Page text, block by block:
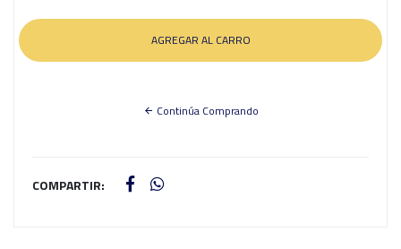
Continúa Comprando
COMPARTIR: